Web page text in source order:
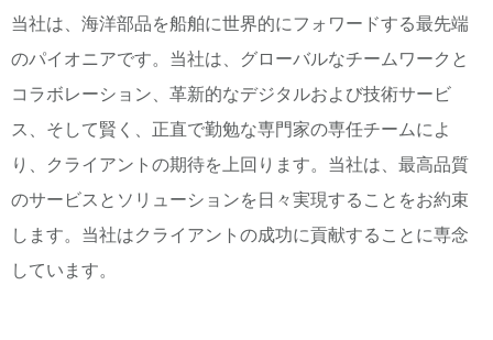
当社は、海洋部品を船舶に世界的にフォワードする最先端
のパイオニアです。当社は、グローバルなチームワークと
コラボレーション、革新的なデジタルおよび技術サービ
ス、そして賢く、正直で勤勉な専門家の専任チームによ
り、クライアントの期待を上回ります。当社は、最高品質
のサービスとソリューションを日々実現することをお約束
します。当社はクライアントの成功に貢献することに専念
しています。